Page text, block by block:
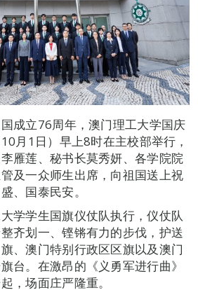
成立76周年，澳门理工大学国庆
月1日）早上8时在主校部举行，
雁莲、秘书长莫秀妍、各学院院
及一众师生出席，向祖国送上祝
、国泰民安。
学学生国旗仪仗队执行，仪仗队
齐划一、铿锵有力的步伐，护送
、澳门特别行政区区旗以及澳门
台。在激昂的《义勇军进行曲》
，场面庄严隆重。